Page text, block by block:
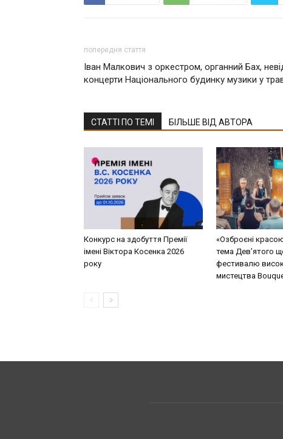
попередня стаття
Іван Малкович з оркестром, органний Бах,
концерти Національного будинку музики у
СТАТТІ ПО ТЕМІ БІЛЬШЕ ВІД АВТОРА
Конкурс на здобуття Премії
імені Віктора Косенка 2026
року
«Озброєні
тема Дев’ятого
фестивалю
мистецтва